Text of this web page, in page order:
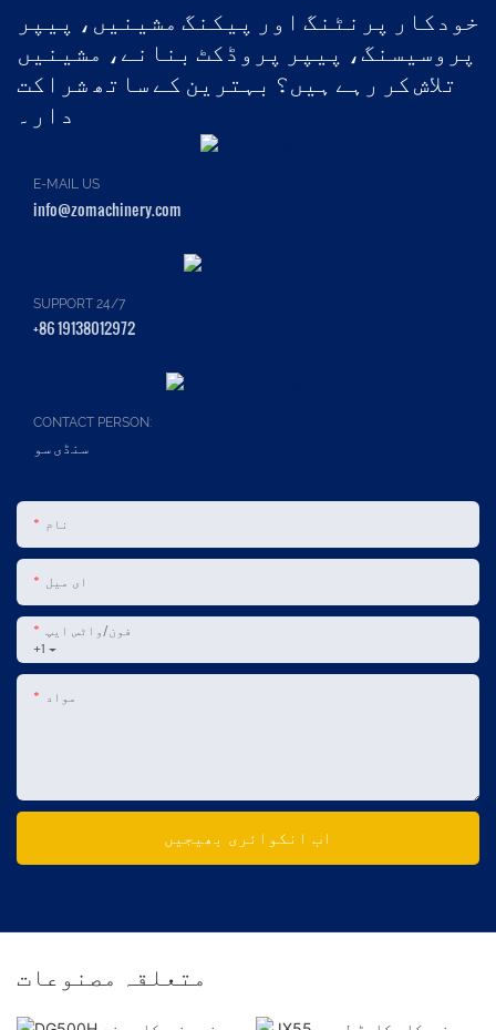
خودکار پرنٹنگ اور پیکنگ مشینیں، پیپر
پروسیسنگ، پیپر پروڈکٹ بنانے، مشینیں
تلاش کر رہے ہیں؟ بہترین کے ساتھ شراکت
دار۔
E-MAIL US
info@zomachinery.com
SUPPORT 24/7
+86 19138012972
CONTACT PERSON:
سنڈی سو
نام
ای میل
+1
فون/واٹس ایپ
مواد
اب انکوائری بھیجیں
متعلقہ مصنوعات